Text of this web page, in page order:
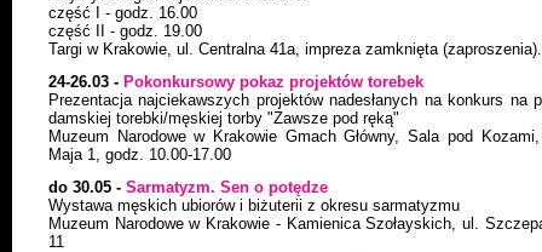
część I - godz. 16.00
część II - godz. 19.00
Targi w Krakowie, ul. Centralna 41a, impreza zamknięta (zaproszenia).
24-26.03 - Pokonkursowy pokaz projektów torebek
Prezentacja najciekawszych projektów nadesłanych na konkurs na
damskiej torebki/męskiej torby "Zawsze pod ręką"
Muzeum Narodowe w Krakowie Gmach Główny, Sala pod
Maja 1, godz. 10.00-17.00
do 30.05 - Sarmatyzm. Sen o potędze
Wystawa męskich ubiorów i biżuterii z okresu sarmatyzmu
Muzeum Narodowe w Krakowie - Kamienica Szołayskich, ul.
11